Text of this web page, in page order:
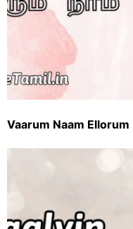
Vaarum Naam Ellorum